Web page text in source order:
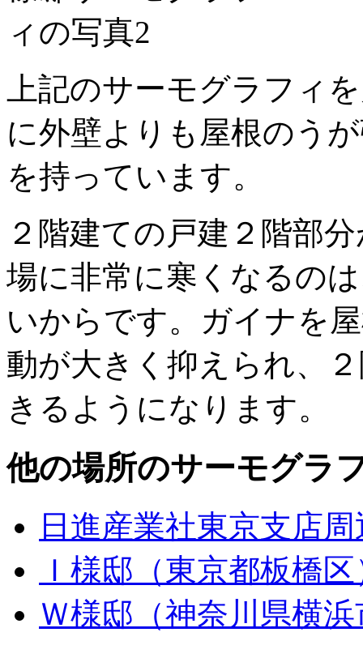
上記のサーモグラフィ
に外壁よりも屋根のう
を持っています。
２階建ての戸建２階部
場に非常に寒くなるの
いからです。ガイナを
動が大きく抑えられ、
きるようになります。
他の場所のサーモグラ
日進産業社東京支店
Ｉ様邸（東京都板橋
Ｗ様邸（神奈川県横